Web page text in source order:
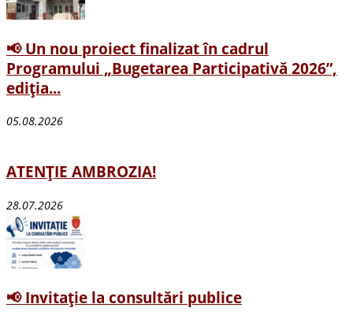
📢 Un nou proiect finalizat în cadrul
Programului „Bugetarea Participativă 2026”,
ediția...
05.08.2026
ATENȚIE AMBROZIA!
28.07.2026
📢 Invitație la consultări publice